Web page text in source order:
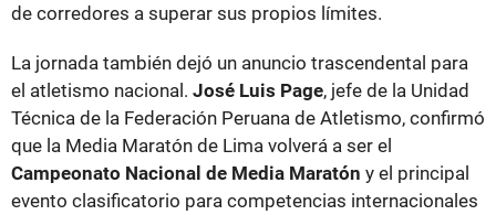
de corredores a superar sus propios límites.
La jornada también dejó un anuncio trascendental para
el atletismo nacional. José Luis Page, jefe de la Unidad
Técnica de la Federación Peruana de Atletismo, confirmó
que la Media Maratón de Lima volverá a ser el
Campeonato Nacional de Media Maratón y el principal
evento clasificatorio para competencias internacionales